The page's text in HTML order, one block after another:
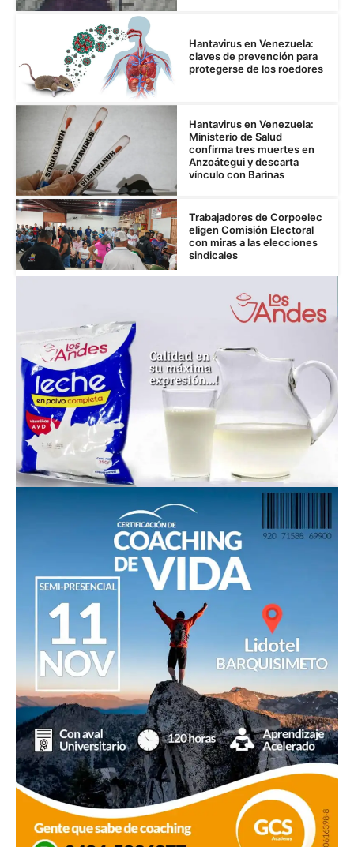
Hantavirus en Venezuela:
claves de prevención para
protegerse de los roedores
Hantavirus en Venezuela:
Ministerio de Salud
confirma tres muertes en
Anzoátegui y descarta
vínculo con Barinas
Trabajadores de Corpoelec
eligen Comisión Electoral
con miras a las elecciones
sindicales